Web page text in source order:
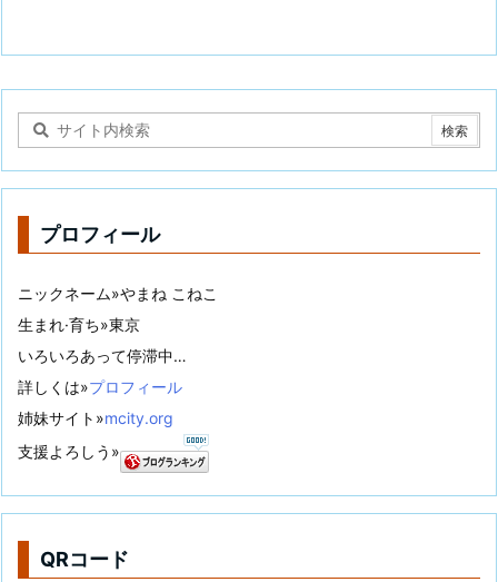
プロフィール
ニックネーム»やまね こねこ
生まれ·育ち»東京
いろいろあって停滞中…
詳しくは»プロフィール
姉妹サイト»mcity.org
支援よろしう»
QRコード